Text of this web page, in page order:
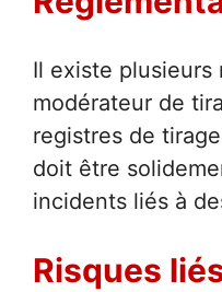
Il existe plusieurs
modérateur de
registres de
doit être
incidents liés à
Risques